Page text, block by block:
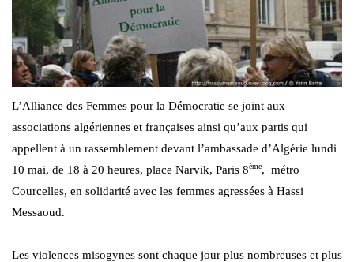
L’Alliance des Femmes pour la Démocratie se joint aux
associations algériennes et françaises ainsi qu’aux partis qui
appellent à un rassemblement devant l’ambassade d’Algérie lundi
10 mai, de 18 à 20 heures, place Narvik, Paris 8ème, métro
Courcelles, en solidarité avec les femmes agressées à Hassi
Messaoud.
Les violences misogynes sont chaque jour plus nombreuses et plus